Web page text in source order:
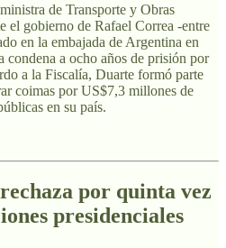
de Transporte y Obras
el gobierno de Rafael Correa -entre
en la embajada de Argentina en
condena a ocho años de prisión por
a la Fiscalía, Duarte formó parte
coimas por US$7,3 millones de
en su país.
por quinta vez
presidenciales